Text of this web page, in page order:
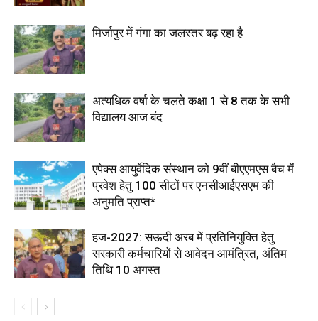
मिर्जापुर में गंगा का जलस्तर बढ़ रहा है
अत्यधिक वर्षा के चलते कक्षा 1 से 8 तक के सभी
विद्यालय आज बंद
एपेक्स आयुर्वेदिक संस्थान को 9वीं बीएएमएस बैच में
प्रवेश हेतु 100 सीटों पर एनसीआईएसएम की
अनुमति प्राप्त*
हज-2027: सऊदी अरब में प्रतिनियुक्ति हेतु
सरकारी कर्मचारियों से आवेदन आमंत्रित, अंतिम
तिथि 10 अगस्त